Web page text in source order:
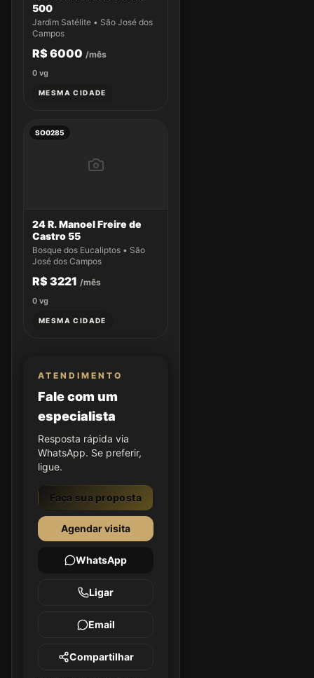
500
Jardim Satélite • São José dos
Campos
R$ 6000 /mês
0 vg
MESMA CIDADE
SO0285
24 R. Manoel Freire de
Castro 55
Bosque dos Eucaliptos • São
José dos Campos
R$ 3221 /mês
0 vg
MESMA CIDADE
ATENDIMENTO
Fale com um
especialista
Resposta rápida via
WhatsApp. Se preferir,
ligue.
Faça sua proposta
Agendar visita
WhatsApp
Ligar
Email
Compartilhar